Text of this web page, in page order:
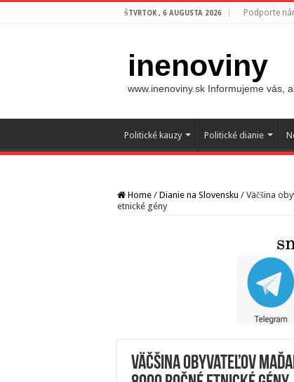
ŠTVRTOK , 6 AUGUSTA 2026 Podporte
inenoviny
www.inenoviny.sk Informujeme vás,
Politické kauzy Politické dianie
Home / Dianie na Slovensku / Väčšina
etnické gény
Väčšina obyvateľov